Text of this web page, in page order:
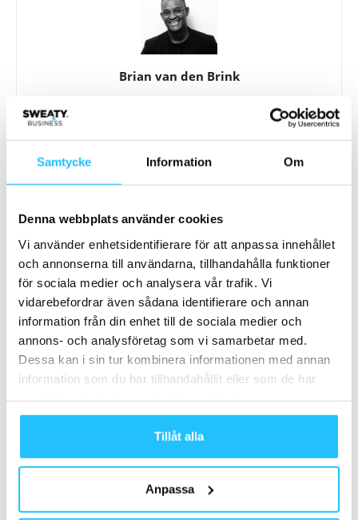
Samtycke Information Om
Denna webbplats använder cookies
Vi använder enhetsidentifierare för att anpassa innehållet
och annonserna till användarna, tillhandahålla funktioner
för sociala medier och analysera vår trafik. Vi
vidarebefordrar även sådana identifierare och annan
information från din enhet till de sociala medier och
annons- och analysföretag som vi samarbetar med.
Dessa kan i sin tur kombinera informationen med annan
information som du har tillhandahållit eller som de har
Tillåt alla
Anpassa
Brian van den Brink
Relaterade artiklar Mer av samma författare
Business
Hyrox växer vidare – siktar på två
miljoner deltagare och förändrar
Planet Fitness stäms efter
styrkesatsning – investerare menar
Forskning: 90–120 minuters